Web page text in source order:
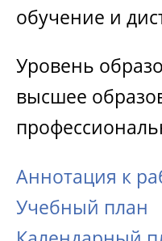
обучение и
Уровень
высшее
Аннотация к
Учебный план